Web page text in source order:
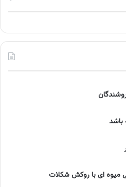
باشد
میوه ای با روکش شکلات